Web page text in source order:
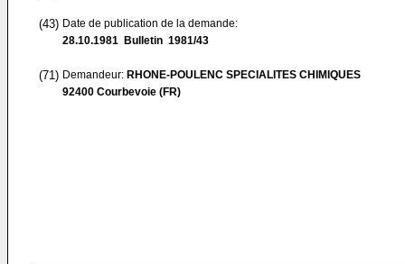
(43) Date de publication de la demande:
28.10.1981 Bulletin 1981/43
(71) Demandeur: RHONE-POULENC SPECIALITES CHIMIQUES
92400 Courbevoie (FR)